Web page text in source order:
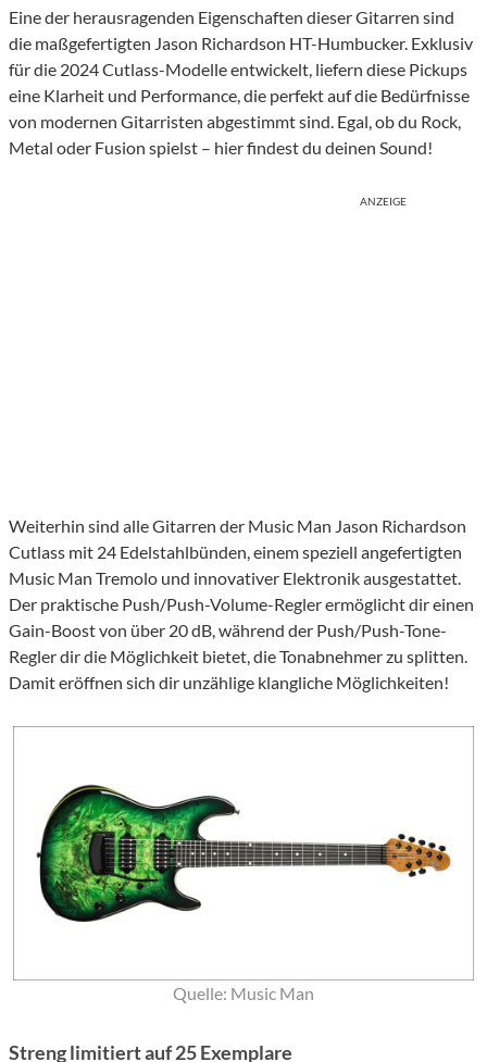
Eine der herausragenden Eigenschaften dieser Gitarren sind
die maßgefertigten Jason Richardson HT-Humbucker. Exklusiv
für die 2024 Cutlass-Modelle entwickelt, liefern diese Pickups
eine Klarheit und Performance, die perfekt auf die Bedürfnisse
von modernen Gitarristen abgestimmt sind. Egal, ob du Rock,
Metal oder Fusion spielst – hier findest du deinen Sound!
ANZEIGE
Weiterhin sind alle Gitarren der Music Man Jason Richardson
Cutlass mit 24 Edelstahlbünden, einem speziell angefertigten
Music Man Tremolo und innovativer Elektronik ausgestattet.
Der praktische Push/Push-Volume-Regler ermöglicht dir einen
Gain-Boost von über 20 dB, während der Push/Push-Tone-
Regler dir die Möglichkeit bietet, die Tonabnehmer zu splitten.
Damit eröffnen sich dir unzählige klangliche Möglichkeiten!
Quelle: Music Man
Streng limitiert auf 25 Exemplare